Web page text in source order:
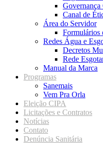
Governança
Canal de
Área do Servidor
Formulários
Redes Água e
Decretos
Rede
Manual da Marca
Programas
Sanemais
Vem Pra Orla
Eleição CIPA
Licitações e Contratos
Notícias
Contato
Denúncia Sanitária